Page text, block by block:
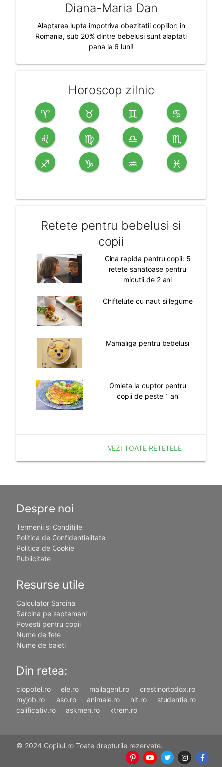
Diana-Maria Dan
Alaptarea lupta impotriva obezitatii copiilor: in
Romania, sub 20% dintre bebelusi sunt alaptati
pana la 6 luni!
Horoscop zilnic
♈ ♉ ♊ ♋
♌ ♍ ♎ ♏
♐ ♑ ♒ ♓
Retete pentru bebelusi si
copii
Cina rapida pentru copii: 5
retete sanatoase pentru
micutii de 2 ani
Chiftelute cu naut si legume
Mamaliga pentru bebelusi
Omleta la cuptor pentru
copii de peste 1 an
VEZI TOATE RETETELE
Despre noi
Termenii si Conditiile
Politica de Confidentialitate
Politica de Cookie
Publicitate
Resurse utile
Calculator Sarcina
Sarcina pe saptamani
Povesti pentru copii
Nume de fete
Nume de baieti
Din retea:
clopotel.ro ele.ro mailagent.ro
crestinortodox.ro
myjob.ro
laso.ro animale.ro hit.ro
studentie.ro
calificativ.ro
askmen.ro xtrem.ro
© 2024 Copilul.ro Toate drepturile rezervate.